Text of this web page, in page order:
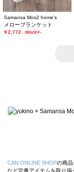
Samansa Mos2 home's
メローブランケット
￥2,772 -30%OFF-
CAN ONLINE SHOPの商品
など定番アイテムを取り揃